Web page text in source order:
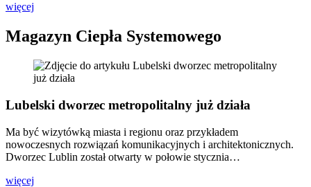
więcej
Magazyn Ciepła Systemowego
Lubelski dworzec metropolitalny już działa
Ma być wizytówką miasta i regionu oraz przykładem
nowoczesnych rozwiązań komunikacyjnych i architektonicznych.
Dworzec Lublin został otwarty w połowie stycznia…
więcej